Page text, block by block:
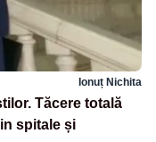
Ionuț Nichita
Tăcere totală
spitale și